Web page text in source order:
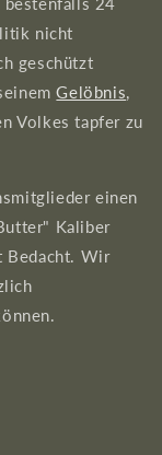
nicht
geschützt
Gelöbnis,
Volkes tapfer zu
einen
Kaliber
Bedacht. Wir